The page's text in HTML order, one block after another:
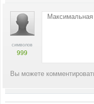
символов
999
Вы можете